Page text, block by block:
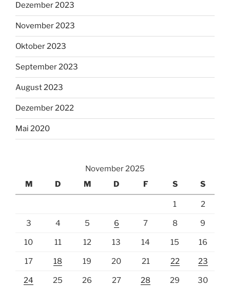
Dezember 2023
November 2023
Oktober 2023
September 2023
August 2023
Dezember 2022
Mai 2020
November 2025
M
D M D F S S
1 2
3 4 5 6 7 8 9
10 11 12 13 14 15 16
17 18 19 20 21 22 23
24 25 26 27 28 29 30